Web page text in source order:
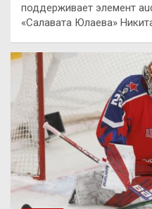
поддерживает элемент
«Салавата Юлаева»